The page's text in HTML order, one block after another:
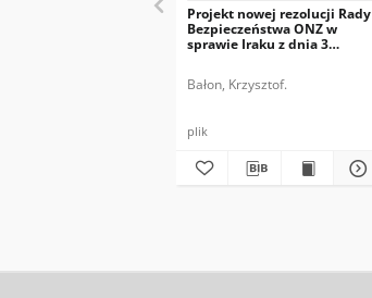
Projekt nowej rezolucji Rady
Bezpieczeństwa ONZ w
sprawie Iraku z dnia 3
Bałon, Krzysztof.
plik